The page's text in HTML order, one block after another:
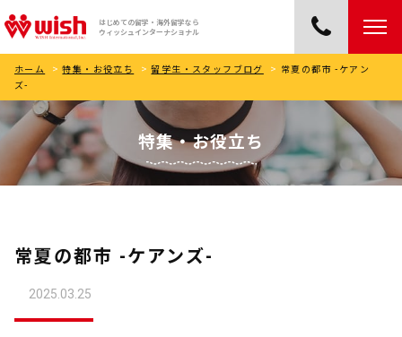
はじめての留学・海外留学なら
ウィッシュインターナショナル
ホーム > 特集・お役立ち > 留学生・スタッフブログ > 常夏の都市 -ケアン
ズ-
特集・お役立ち
常夏の都市 -ケアンズ-
2025.03.25